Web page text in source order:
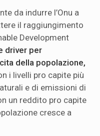
da indurre l’Onu a
il raggiungimento
Development
driver per
della popolazione,
i livelli pro capite più
e di emissioni di
un reddito pro capite
cresce a